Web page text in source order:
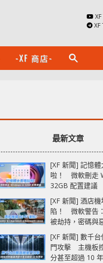
XF
-XF 商店- search
最新文章
[XF 新聞] 記憶
啦！ 微軟刪走
32GB 配置建議
[XF 新聞] 酒店
陷！ 微軟警告
被劫持，密碼與
中招
[XF 新聞] 數千
門攻擊 主機板
分甚至超過 10